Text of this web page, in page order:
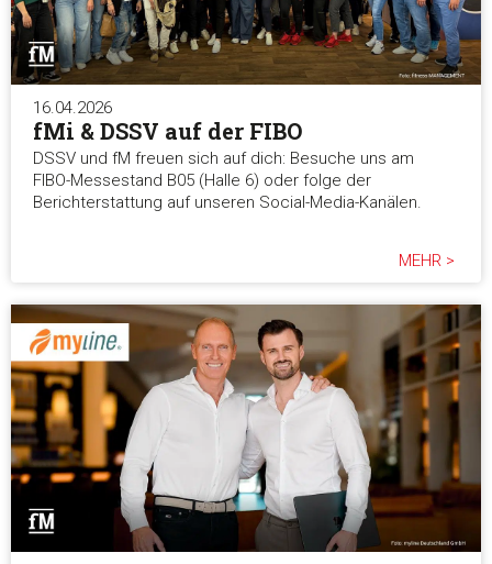
16.04.2026
fMi & DSSV auf der FIBO
DSSV und fM freuen sich auf dich: Besuche uns am
FIBO-Messestand B05 (Halle 6) oder folge der
Berichterstattung auf unseren Social-Media-Kanälen.
MEHR >